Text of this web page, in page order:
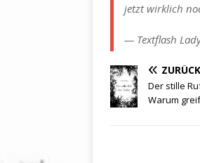
jetzt wirklich
— Textflash
ZURÜCK
Der stille
Warum